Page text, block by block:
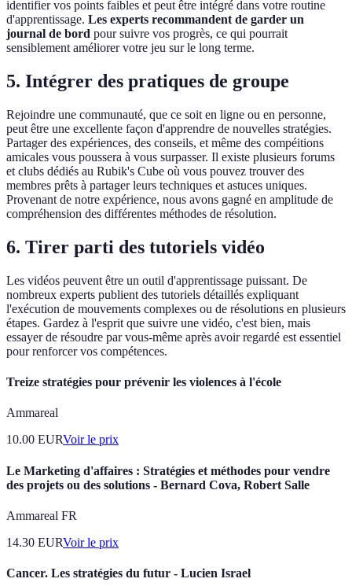
identifier vos points faibles et peut être intégré dans votre routine
d'apprentissage. Les experts recommandent de garder un
journal de bord pour suivre vos progrès, ce qui pourrait
sensiblement améliorer votre jeu sur le long terme.
5. Intégrer des pratiques de groupe
Rejoindre une communauté, que ce soit en ligne ou en personne,
peut être une excellente façon d'apprendre de nouvelles stratégies.
Partager des expériences, des conseils, et même des compéitions
amicales vous poussera à vous surpasser. Il existe plusieurs forums
et clubs dédiés au Rubik's Cube où vous pouvez trouver des
membres prêts à partager leurs techniques et astuces uniques.
Provenant de notre expérience, nous avons gagné en amplitude de
compréhension des différentes méthodes de résolution.
6. Tirer parti des tutoriels vidéo
Les vidéos peuvent être un outil d'apprentissage puissant. De
nombreux experts publient des tutoriels détaillés expliquant
l'exécution de mouvements complexes ou de résolutions en plusieurs
étapes. Gardez à l'esprit que suivre une vidéo, c'est bien, mais
essayer de résoudre par vous-même après avoir regardé est essentiel
pour renforcer vos compétences.
Treize stratégies pour prévenir les violences à l'école
Ammareal
10.00 EURVoir le prix
Le Marketing d'affaires : Stratégies et méthodes pour vendre
des projets ou des solutions - Bernard Cova, Robert Salle
Ammareal FR
14.30 EURVoir le prix
Cancer. Les stratégies du futur - Lucien Israel